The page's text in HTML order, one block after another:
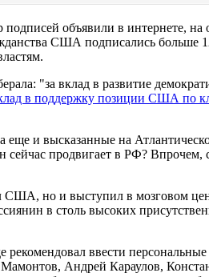
объявили в интернете,
США подписались больше
"за вклад в развитие
в поддержку позиции США по
еще и высказанные на
продвигает в РФ? Впрочем,
США, но и выступил в мозговом
в столь высоких
рекомендовал ввести
Андрей Караулов,